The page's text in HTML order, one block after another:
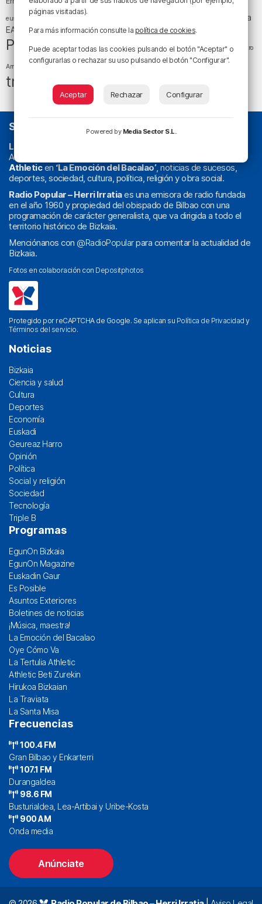
euskera fiestas fútbol
LaLiga
EA Sports Liga Endesa música noticias Osakidetza planes
Política religión San Mamés sociedadsucesos Teatro
Arriaga tiempotiempo atmosférico tráfico
tráfico en Bizkaia
SOBRE NOSOTROS
La radio sin cadenas
Actualidad y
Athleticen‘La Emoción del Bacalao’, noticias de sucesos,
deportes, sociedad, cultura, política, religión y obra social.
Radio Popular – Herri Irratiaes una emisora de radio fundada
en el año 1960 y propiedad del obispado de Bilbao con una
programación de carácter generalista, que va dirigida a todo el
territorio histórico de Bizkaia.
Menciónanos con @RadioPopularpara comentar la actualidad de
Bizkaia.
Fotos en colaboración con Depositphotos
Protegido por reCAPTCHA de Google. Se aplican su Política de Privacidad y
Términos del servicio.
Noticias
Bizkaia
Ciencia y salud
Cultura
Deportes
Economía
Euskadi
Geureaz Harro
Opinión
Política
Social y religión
Sociedad
Tecnología
Triple B
Programas
EgunOn Bizkaia
EgunOn Magazine
Euskadin Gaur
Es Posible
Asuntos Exteriores
Boletines de noticias
¡Música, maestra!
La Emoción del Bacalao
Oye Cómo Va
La Tertulia Athletic
Athletic Beti Zurekin
Hirukoa Bizkaian
La Traviata
La Santa Misa
Frecuencias
100.4 FM
Gran Bilbao y Enkarterri
107.1 FM
Durangaldea
98.6 FM
Busturialdea, Lea-Artibai y Uribe-Kosta
900 AM
Onda media
Anúnciate
páginas visitadas).
Para más información consulte la política de cookies.
Puede aceptar todas las cookies pulsando el botón "Aceptar" o
configurarlas o rechazar su uso pulsando el botón "Configurar".
Aceptar Rechazar Configurar
Powered by Media Sector S.L.